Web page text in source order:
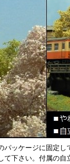
パッケージに固定
下さい。付属の